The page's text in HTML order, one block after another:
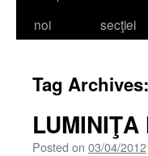
noi
secţiei
Tag Archives:
LUMINIŢA
Posted on 03/04/2012